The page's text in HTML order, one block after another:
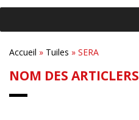
Accueil » Tuiles » SERA
NOM DES ARTICLERS